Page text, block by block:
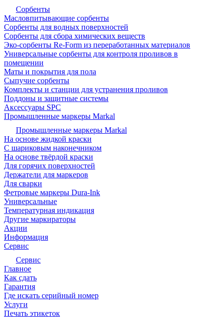
Сорбенты
Масловпитывающие сорбенты
Сорбенты для водных поверхностей
Сорбенты для сбора химических веществ
Эко-сорбенты Re-Form из переработанных материалов
Универсальные сорбенты для контроля проливов в
помещении
Маты и покрытия для пола
Сыпучие сорбенты
Комплекты и станции для устранения проливов
Поддоны и защитные системы
Аксессуары SPC
Промышленные маркеры Markal
Промышленные маркеры Markal
На основе жидкой краски
С шариковым наконечником
На основе твёрдой краски
Для горячих поверхностей
Держатели для маркеров
Для сварки
Фетровые маркеры Dura-Ink
Универсальные
Температурная индикация
Другие маркираторы
Акции
Информация
Сервис
Сервис
Главное
Как сдать
Гарантия
Где искать серийный номер
Услуги
Печать этикеток